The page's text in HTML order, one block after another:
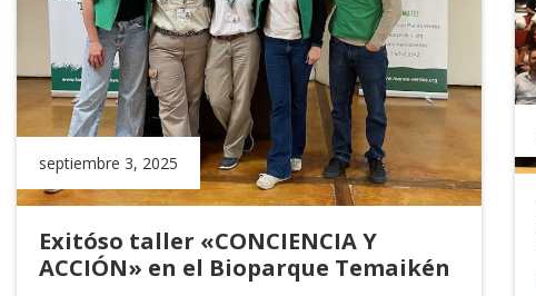
septiembre 3, 2025
Exitóso taller «CONCIENCIA Y
ACCIÓN» en el Bioparque Temaikén